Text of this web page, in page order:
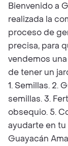
Bienvenido a
realizada la
proceso de
precisa, para
vendemos
de tener un
1. Semillas. 2.
semillas. 3.
obsequio. 5.
ayudarte en tu
Guayacán